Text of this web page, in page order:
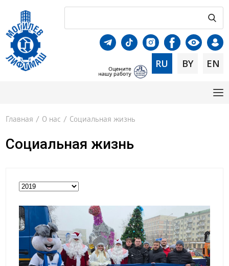
RU BY EN
Главная / О нас / Социальная жизнь
Социальная жизнь